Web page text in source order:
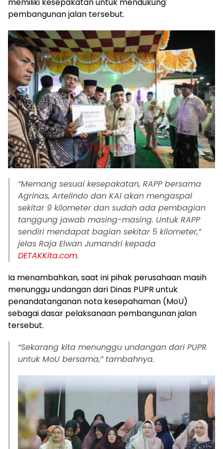
pembangunan jalan tersebut.
“Memang sesuai kesepakatan, RAPP bersama
Agrinas, Artelindo dan KAI akan mengaspal
sekitar 9 kilometer dan sudah ada pembagian
tanggung jawab masing-masing. Untuk RAPP
sendiri mendapat bagian sekitar 5 kilometer,”
jelas Raja Elwan Jumandri kepada
DETAKKita.com.
Ia menambahkan, saat ini pihak perusahaan masih
menunggu undangan dari Dinas PUPR untuk
penandatanganan nota kesepahaman (MoU)
sebagai dasar pelaksanaan pembangunan jalan
tersebut.
“Sekarang kita menunggu undangan dari PUPR
untuk MoU bersama,” tambahnya.